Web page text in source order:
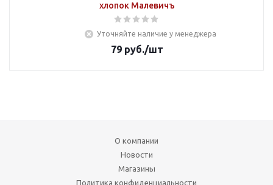
хлопок Малевичъ
Уточняйте наличие у менеджера
79руб./шт
О компании
Новости
Магазины
Политика конфиденциальности